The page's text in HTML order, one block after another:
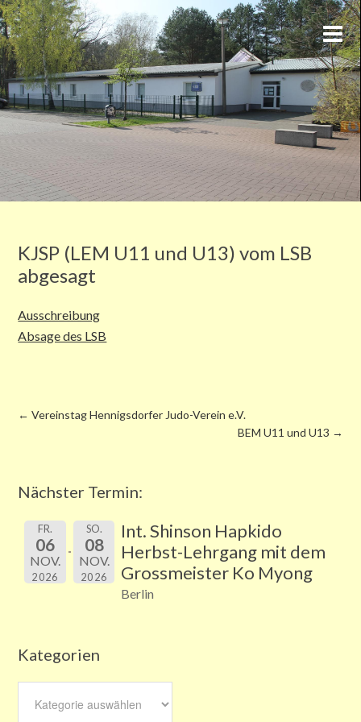
KJSP (LEM U11 und U13) vom LSB
abgesagt
Ausschreibung
Absage des LSB
← Vereinstag Hennigsdorfer Judo-Verein e.V.
BEM U11 und U13 →
Nächster Termin:
FR.
06
NOV.
2026
SO.
08
NOV.
2026
Int. Shinson Hapkido
Herbst-Lehrgang mit dem
Grossmeister Ko Myong
Berlin
Kategorien